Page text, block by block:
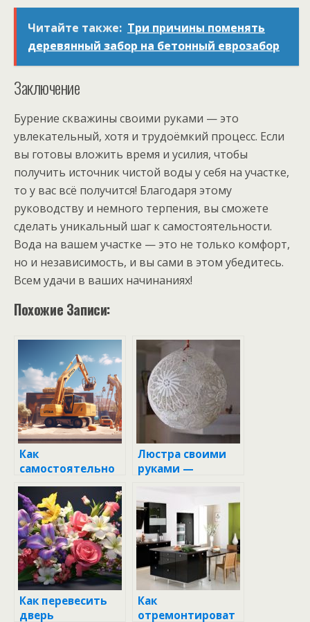
Читайте также: Три причины поменять
деревянный забор на бетонный еврозабор
Заключение
Бурение скважины своими руками — это
увлекательный, хотя и трудоёмкий процесс. Если
вы готовы вложить время и усилия, чтобы
получить источник чистой воды у себя на участке,
то у вас всё получится! Благодаря этому
руководству и немного терпения, вы сможете
сделать уникальный шаг к самостоятельности.
Вода на вашем участке — это не только комфорт,
но и независимость, и вы сами в этом убедитесь.
Всем удачи в ваших начинаниях!
Похожие Записи:
Как
самостоятельно
пробурить
скважину на воду:
пошаговое
руководство
Люстра своими
руками —
инструкция для
начинающих (50
фото)
Как перевесить
дверь
Как
отремонтироват